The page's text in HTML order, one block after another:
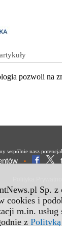
Sp.
cookies i
m.in. usług
z
pozwoli na
wspólnie nasz
•